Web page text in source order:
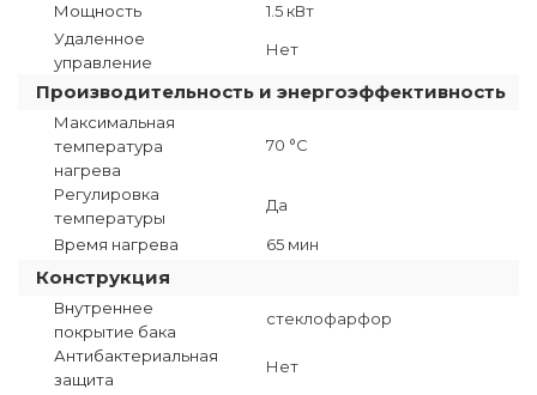
Мощность
1.5 кВт
Удаленное
управление
Нет
Производительность и энергоэффективность
Максимальная
температура
нагрева
70 °C
Регулировка
температуры
Да
Время нагрева 65 мин
Конструкция
Внутреннее
покрытие бака
стеклофарфор
Антибактериальная
защита
Нет